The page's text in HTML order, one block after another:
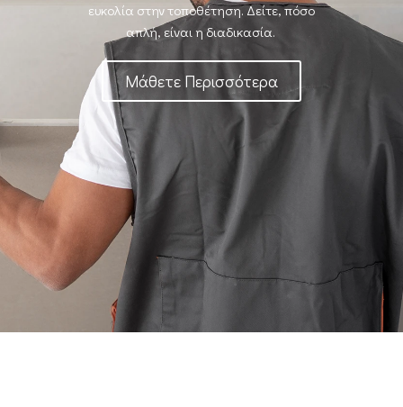
ευκολία στην τοποθέτηση. Δείτε, πόσο
απλή, είναι η διαδικασία.
Μάθετε Περισσότερα